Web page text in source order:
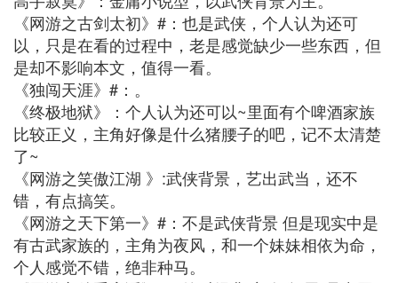
《网游之古剑太初》#：也是武侠，个人认为还可
以，只是在看的过程中，老是感觉缺少一些东西，但
是却不影响本文，值得一看。
《独闯天涯》#：。
《终极地狱》：个人认为还可以~里面有个啤酒家族
比较正义，主角好像是什么猪腰子的吧，记不太清楚
了~
《网游之笑傲江湖 》:武侠背景，艺出武当，还不
错，有点搞笑。
《网游之天下第一》#：不是武侠背景 但是现实中是
有古武家族的，主角为夜风，和一个妹妹相依为命，
个人感觉不错，绝非种马。